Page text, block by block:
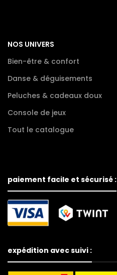
NOS UNIVERS
Bien-être & confort
Danse & déguisements
Peluches & cadeaux doux
Console de jeux
Tout le catalogue
paiement facile et sécurisé :
expédition avec suivi :